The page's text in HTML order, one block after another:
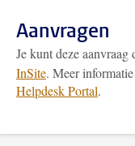
Aanvragen
Je kunt deze
InSite. Meer
Helpdesk Portal.